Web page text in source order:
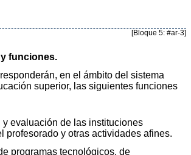
[Bloque 5: #ar-3]
funciones.
en el ámbito del sistema
superior, las siguientes funciones
y evaluación de las instituciones
profesorado y otras actividades afines.
programas tecnológicos, de